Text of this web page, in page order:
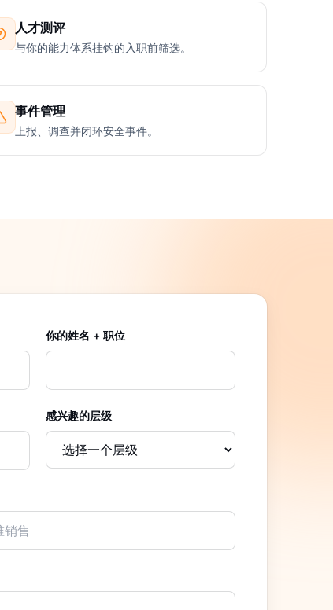
人才测评
与你的能力体系挂钩的入职前筛选。
事件管理
上报、调查并闭环安全事件。
你的姓名 + 职位
感兴趣的层级